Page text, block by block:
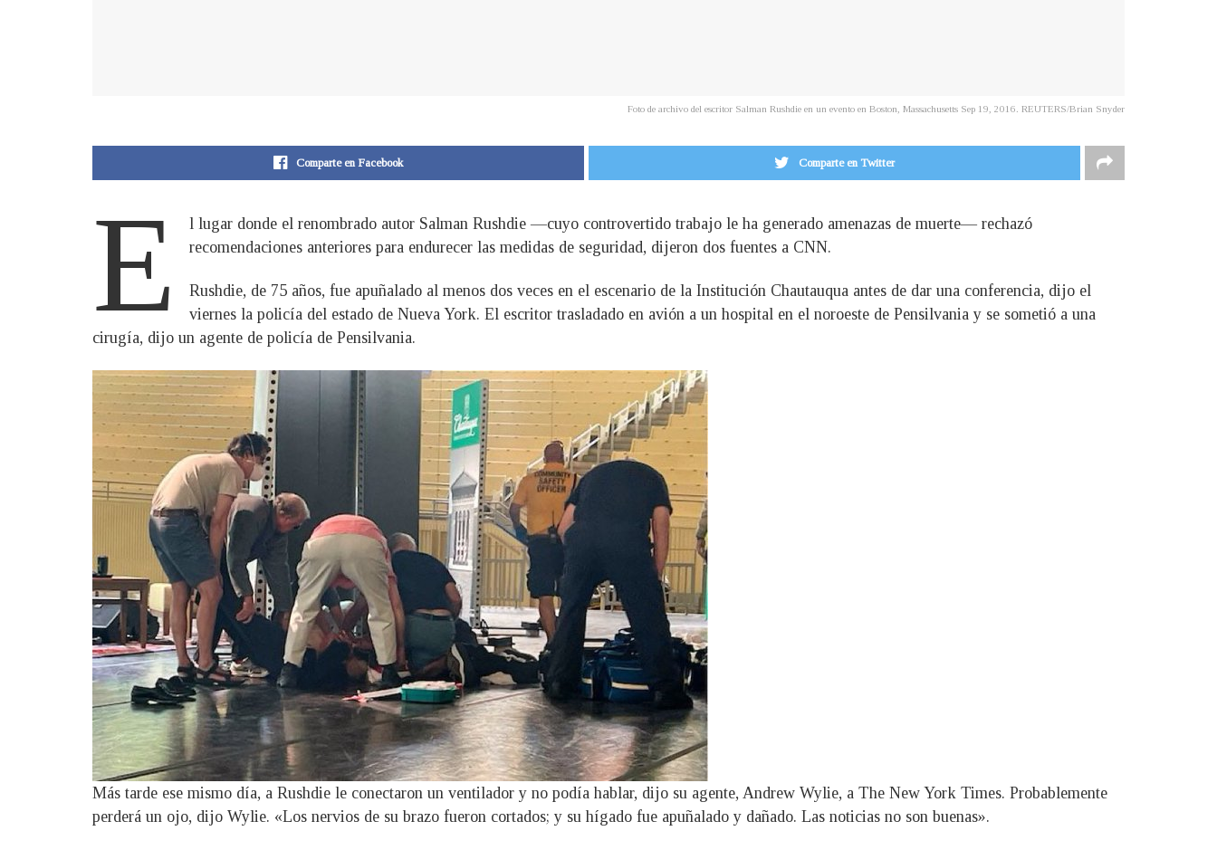
Foto de archivo del escritor Salman Rushdie en un evento en Boston, Massachusetts Sep 19, 2016. REUTERS/Brian Snyder
Comparte en Facebook Comparte en Twitter
E
l lugar donde el renombrado autor Salman Rushdie —cuyo controvertido trabajo le ha generado amenazas de muerte— rechazó
recomendaciones anteriores para endurecer las medidas de seguridad, dijeron dos fuentes a CNN.
Rushdie, de 75 años, fue apuñalado al menos dos veces en el escenario de la Institución Chautauqua antes de dar una conferencia, dijo el
viernes la policía del estado de Nueva York. El escritor trasladado en avión a un hospital en el noroeste de Pensilvania y se sometió a una
cirugía, dijo un agente de policía de Pensilvania.
Más tarde ese mismo día, a Rushdie le conectaron un ventilador y no podía hablar, dijo su agente, Andrew Wylie, a The New York Times. Probablemente
perderá un ojo, dijo Wylie. «Los nervios de su brazo fueron cortados; y su hígado fue apuñalado y dañado. Las noticias no son buenas».